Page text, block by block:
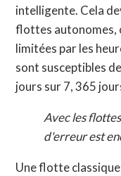
intelligente. Cela
flottes autonomes,
limitées par les
sont susceptibles
jours sur 7, 365
Avec les
d'erreur est
Une flotte